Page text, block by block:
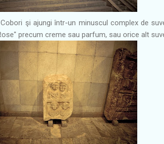
şi ajungi într-un minuscul complex de
precum creme sau parfum, sau orice alt